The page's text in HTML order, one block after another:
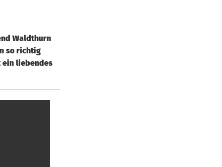
Waldthurn
so richtig
ein liebendes